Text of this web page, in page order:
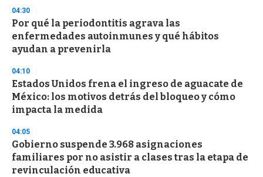
d
s
04:30
Por qué la periodontitis agrava las
enfermedades autoinmunes y qué hábitos
ayudan a prevenirla
04:10
Estados Unidos frena el ingreso de aguacate de
México: los motivos detrás del bloqueo y cómo
impacta la medida
04:05
Gobierno suspende 3.968 asignaciones
familiares por no asistir a clases tras la etapa de
revinculación educativa